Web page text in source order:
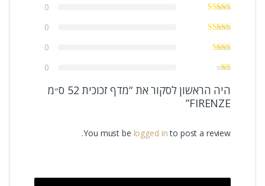
0
0
0
0
היה הראשון לסקור את “מדף זכוכית 52 ס״מ
FIRENZE”
You must be logged into post a review.